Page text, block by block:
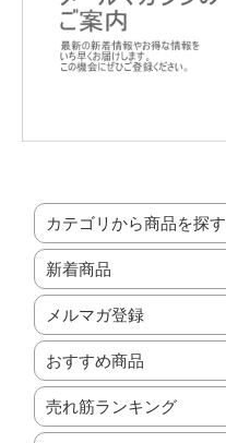
カテゴリから商品を探す
新着商品
メルマガ登録
おすすめ商品
売れ筋ランキング